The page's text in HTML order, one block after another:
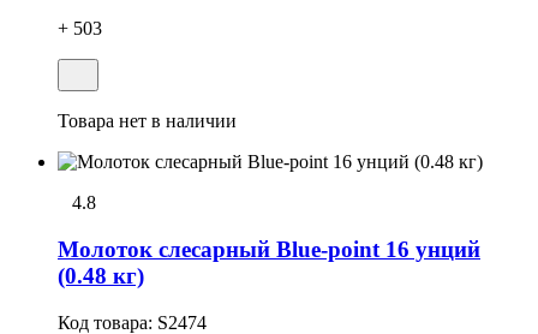
+ 503
Товара нет в наличии
4.8
Молоток слесарный Blue-point 16 унций
(0.48 кг)
Код товара: S2474